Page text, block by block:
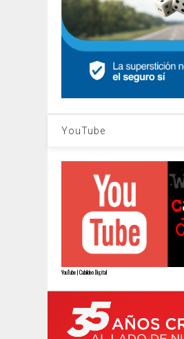
YouTube
YouTube | Cabildeo Digital